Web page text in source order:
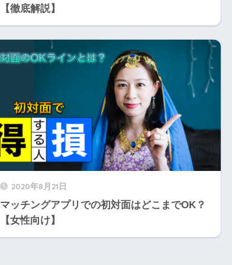
【徹底解説】
2020年8月21日
マッチングアプリでの初対面はどこまでOK？
【女性向け】